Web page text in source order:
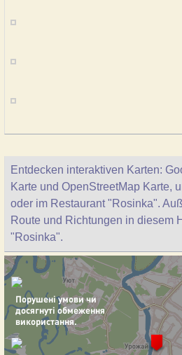
Entdecken interaktiven Karten:
Karte und OpenStreetMap Karte,
oder im Restaurant "Rosinka".
Route und Richtungen in diesem
"Rosinka".